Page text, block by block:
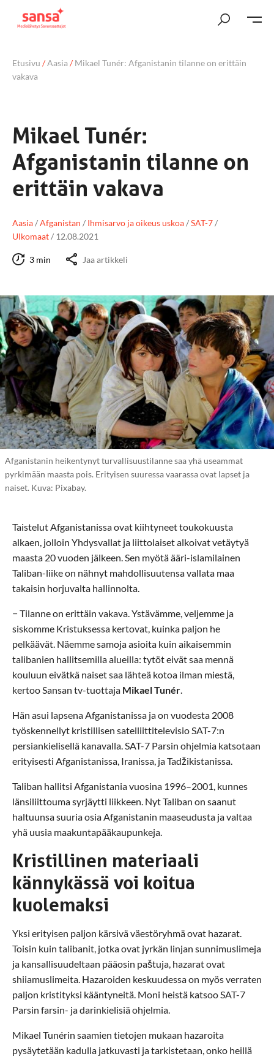
Etusivu /Aasia/Mikael Tunér: Afganistanin tilanne on erittäin
vakava
Mikael Tunér:
Afganistanin tilanne on
erittäin vakava
Aasia/Afganistan / Ihmisarvo ja oikeus uskoa/SAT-7/
Ulkomaat/ 12.08.2021
3 min Jaa artikkeli
Afganistanin heikentynyt turvallisuustilanne saa yhä useammat
pyrkimään maasta pois. Erityisen suuressa vaarassa ovat lapset ja
naiset. Kuva: Pixabay.
Taistelut Afganistanissa ovat kiihtyneet toukokuusta
alkaen, jolloin Yhdysvallat ja liittolaiset alkoivat vetäytyä
maasta 20 vuoden jälkeen. Sen myötä ääri-islamilainen
Taliban-liike on nähnyt mahdollisuutensa vallata maa
takaisin horjuvalta hallinnolta.
− Tilanne on erittäin vakava. Ystävämme, veljemme ja
siskomme Kristuksessa kertovat, kuinka paljon he
pelkäävät. Näemme samoja asioita kuin aikaisemmin
talibanien hallitsemilla alueilla: tytöt eivät saa mennä
kouluun eivätkä naiset saa lähteä kotoa ilman miestä,
kertoo Sansan tv-tuottaja Mikael Tunér.
Hän asui lapsena Afganistanissa ja on vuodesta 2008
työskennellyt kristillisen satelliittitelevisio SAT-7:n
persiankielisellä kanavalla. SAT-7 Parsin ohjelmia katsotaan
erityisesti Afganistanissa, Iranissa, ja Tadžikistanissa.
Taliban hallitsi Afganistania vuosina 1996–2001, kunnes
länsiliittouma syrjäytti liikkeen. Nyt Taliban on saanut
haltuunsa suuria osia Afganistanin maaseudusta ja valtaa
yhä uusia maakuntapääkaupunkeja.
Kristillinen materiaali
kännykässä voi koitua
kuolemaksi
Yksi erityisen paljon kärsivä väestöryhmä ovat hazarat.
Toisin kuin talibanit, jotka ovat jyrkän linjan sunnimuslimeja
ja kansallisuudeltaan pääosin paštuja, hazarat ovat
shiiamuslimeita. Hazaroiden keskuudessa on myös verraten
paljon kristityksi kääntyneitä. Moni heistä katsoo SAT-7
Parsin farsin- ja darinkielisiä ohjelmia.
Mikael Tunérin saamien tietojen mukaan hazaroita
pysäytetään kadulla jatkuvasti ja tarkistetaan, onko heillä